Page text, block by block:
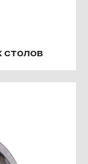
столов